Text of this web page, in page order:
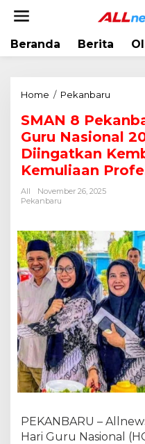
Beranda Berita
Home / Pekanbaru
A
N
8
P
e
b
a
r
u
P
r
i
n
t
H
a
SMAN 8
Guru Nasional
Diingatkan
Kemuliaan
All
November 26, 2025
Pekanbaru
PEKANBARU –
Hari Guru Nasional